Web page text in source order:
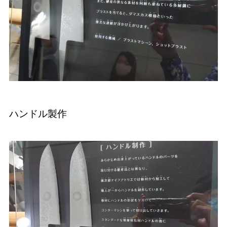
ハンドル製作